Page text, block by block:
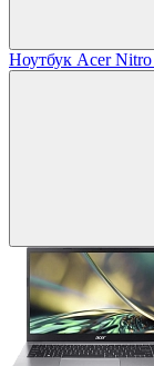
Ноутбук Acer